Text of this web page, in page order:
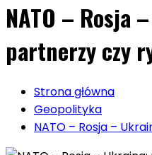
NATO – Rosja
partnerzy czy
Strona główna
Geopolityka
NATO – Rosja –